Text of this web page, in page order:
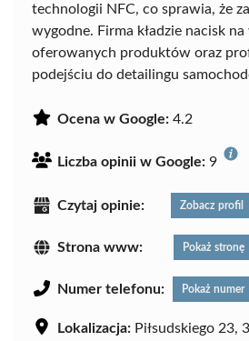
technologii NFC, co sprawia, że
wygodne. Firma kładzie nacisk
oferowanych produktów oraz
podejściu do detailingu
Ocena w Google: 4.2
Liczba opinii w Google: 9
Czytaj opinie: Zobacz profil
Strona www: Pokaż stronę
Numer telefonu: Pokaż numer
Lokalizacja: Piłsudskiego 23,